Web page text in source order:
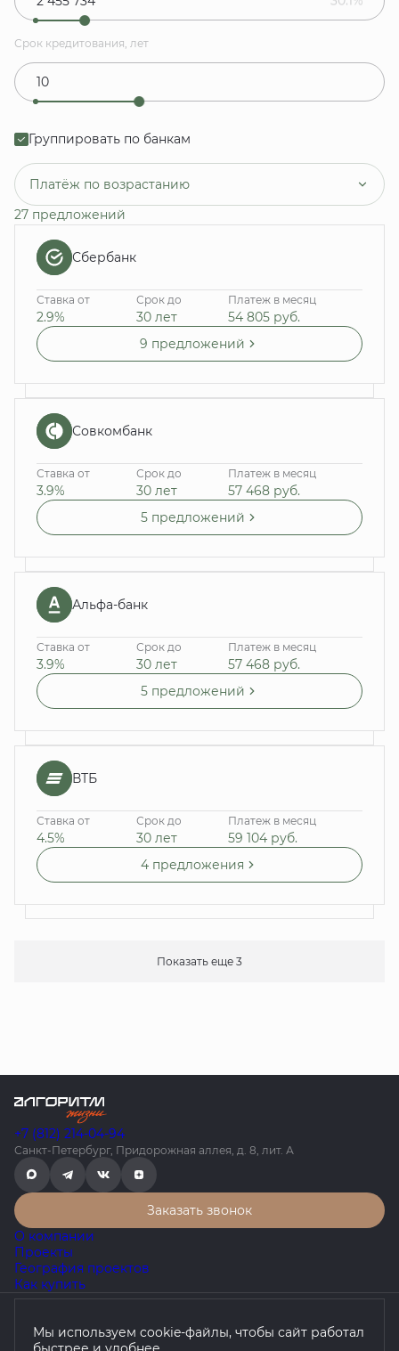
Срок кредитования, лет
Группировать по банкам
Платёж по возрастанию
27 предложений
Сбербанк
Ставка от
2.9%
Срок до
30 лет
Платеж в месяц
54 805 руб.
9 предложений
Совкомбанк
Ставка от
3.9%
Срок до
30 лет
Платеж в месяц
57 468 руб.
5 предложений
Альфа-банк
Ставка от
3.9%
Срок до
30 лет
Платеж в месяц
57 468 руб.
5 предложений
ВТБ
Ставка от
4.5%
Срок до
30 лет
Платеж в месяц
59 104 руб.
4 предложения
Показать еще 3
+7 (812) 214-04-94
Санкт-Петербург, Придорожная аллея, д. 8, лит. А
Заказать звонок
О компании
Проекты
География проектов
Как купить
Согласие на обработку персональных данных
Мы используем cookie-файлы, чтобы сайт работал